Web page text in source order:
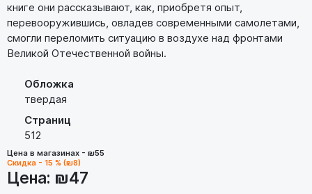
книге они рассказывают, как, приобретя опыт,
перевооружившись, овладев современными самолетами,
смогли переломить ситуацию в воздухе над фронтами
Великой Отечественной войны.
Обложка
твердая
Страниц
512
Цена в магазинах - ₪55
Скидка - 15 % (₪8)
Цена: ₪47